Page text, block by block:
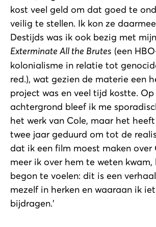
kost veel geld om dat goed te
veilig te stellen. Ik kon ze
Destijds was ik ook bezig met
Exterminate All the Brutes (een
kolonialisme in relatie tot
red.), wat gezien de materie een
project was en veel tijd kostte. Op
achtergrond bleef ik me
het werk van Cole, maar het
twee jaar geduurd om tot de
dat ik een film moest maken over
meer ik over hem te weten kwam,
begon te voelen: dit is een
mezelf in herken en waaraan ik
bijdragen.’